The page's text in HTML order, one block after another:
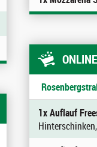
1x Auflauf